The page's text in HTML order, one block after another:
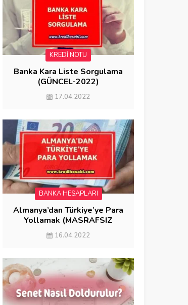
KREDİ NOTU
Banka Kara Liste Sorgulama
(GÜNCEL-2022)
17.04.2022
BANKA HESAPLARI
Almanya’dan Türkiye’ye Para
Yollamak (MASRAFSIZ
GÖNDERME)
16.04.2022